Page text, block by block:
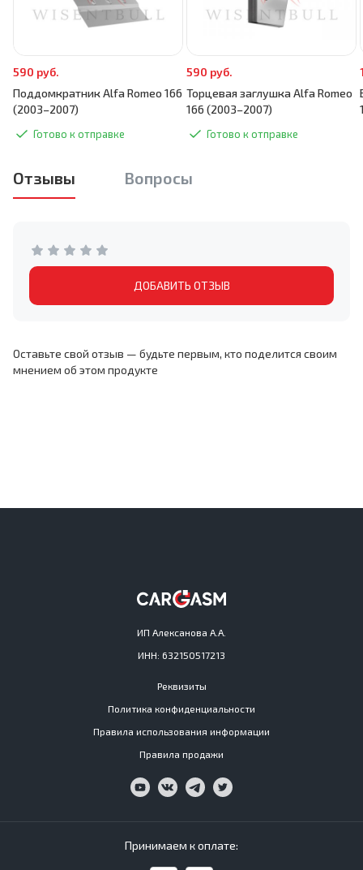
590 руб.
Поддомкратник Alfa Romeo 166
(2003–2007)
Готово к отправке
590 руб.
Торцевая заглушка Alfa Romeo
166 (2003–2007)
Готово к отправке
Отзывы Вопросы
ДОБАВИТЬ ОТЗЫВ
Оставьте свой отзыв — будьте первым, кто поделится своим
мнением об этом продукте
ИП Алексанова А.А.
ИНН: 632150517213
Реквизиты
Политика конфиденциальности
Правила использования информации
Правила продажи
Принимаем к оплате: